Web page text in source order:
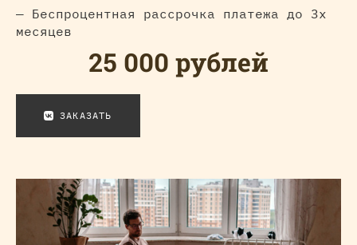
— Беспроцентная рассрочка платежа до 3х
месяцев
25 000 рублей
ЗАКАЗАТЬ